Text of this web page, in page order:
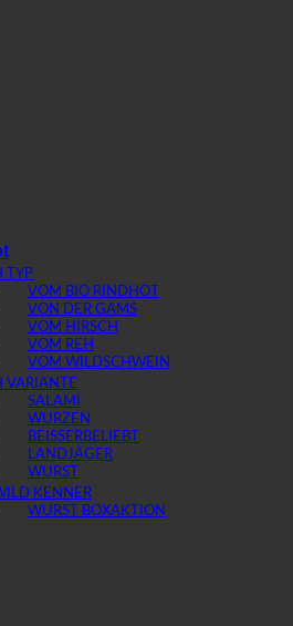
TYP
VOM BIO RIND
VON DER GAMS
VOM HIRSCH
VOM REH
VOM WILDSCHWEIN
VARIANTE
SALAMI
WURZEN
BEISSER
LANDJÄGER
WURST
KENNER
WURST BOX